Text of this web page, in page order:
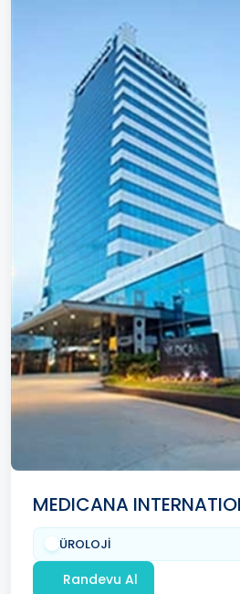
MEDICANA
ÜROLOJİ
Randevu Al